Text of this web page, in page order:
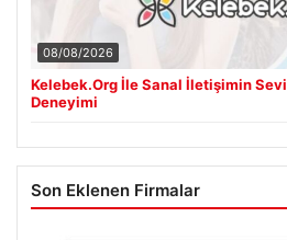
08/08/2026
Kelebek.Org İle Sanal İletişimin
Deneyimi
Son Eklenen Firmalar